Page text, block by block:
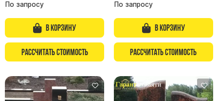
По запросу
В корзину
Рассчитать стоимость
По запросу
В корзину
Рассчитать стоимость